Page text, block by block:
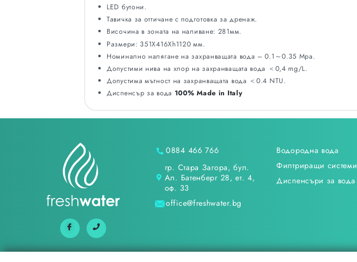
LED бутони.
Тавичка за оттичане с подготовка за дренаж.
Височина в зоната на наливане: 281мм.
Размери: 351X416Xh1120 мм.
Номинално налягане на захранващата вода – 0.1～0.35 Mpa.
Допустими нива на хлор на захранващата вода ＜0,4 mg/L.
Допустима мътност на захранващата вода ＜0.4 NTU.
Диспенсър за вода 100% Made in Italy
0884 466 766
гр. Стара Загора, бул.
Ал. Батенберг 28, ет. 4,
оф. 33
office@freshwater.bg
Водородна вода
Филтриращи системи
Диспенсъри за вода